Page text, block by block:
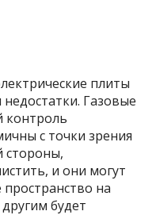
плиты
Газовые
контроль
с точки зрения
стороны,
и они могут
на
будет